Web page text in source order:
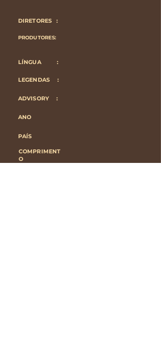
DIRETORES :
PRODUTORES:
LÍNGUA :
LEGENDAS :
ADVISORY :
ANO
PAÍS
COMPRIMENT
O